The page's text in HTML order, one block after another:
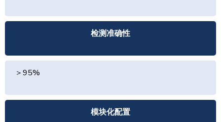
检测准确性
＞95%
模块化配置